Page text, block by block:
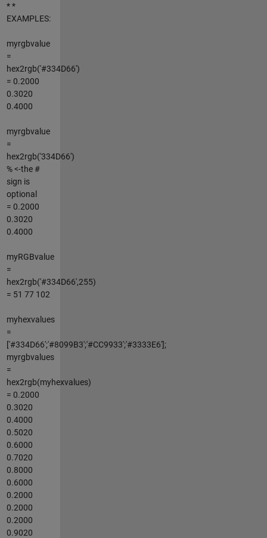
* *
EXAMPLES:
myrgbvalue
=
hex2rgb('#334D66')
= 0.2000
0.3020
0.4000
myrgbvalue
=
hex2rgb('334D66')
% <-the #
sign is
optional
= 0.2000
0.3020
0.4000
myRGBvalue
=
hex2rgb('#334D66',255)
= 51 77 102
myhexvalues
=
['#334D66';'#8099B3';'#CC9933';'#3333E6'];
myrgbvalues
=
hex2rgb(myhexvalues)
= 0.2000
0.3020
0.4000
0.5020
0.6000
0.7020
0.8000
0.6000
0.2000
0.2000
0.2000
0.9020